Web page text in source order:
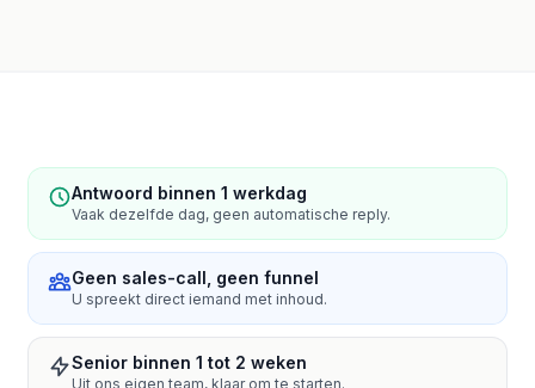
Antwoord binnen 1 werkdag
Vaak dezelfde dag, geen automatische reply.
Geen sales-call, geen funnel
U spreekt direct iemand met inhoud.
Senior binnen 1 tot 2 weken
Uit ons eigen team, klaar om te starten.